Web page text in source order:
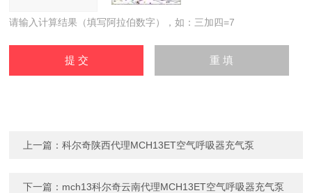
请输入计算结果（填写阿拉伯数字），如：三加四=7
上一篇：科尔奇陕西代理MCH13ET空气呼吸器充气泵
下一篇： mch13科尔奇云南代理MCH13ET空气呼吸器充气泵